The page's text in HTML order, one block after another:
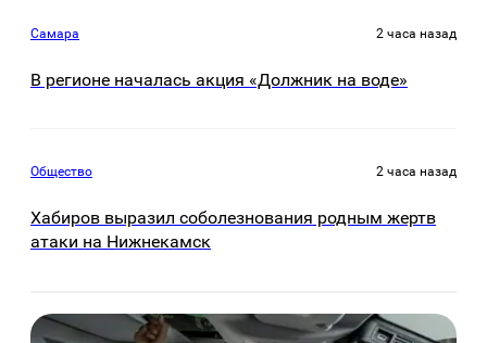
Самара 2 часа назад
В регионе началась акция «Должник на воде»
Общество 2 часа назад
Хабиров выразил соболезнования родным жертв
атаки на Нижнекамск